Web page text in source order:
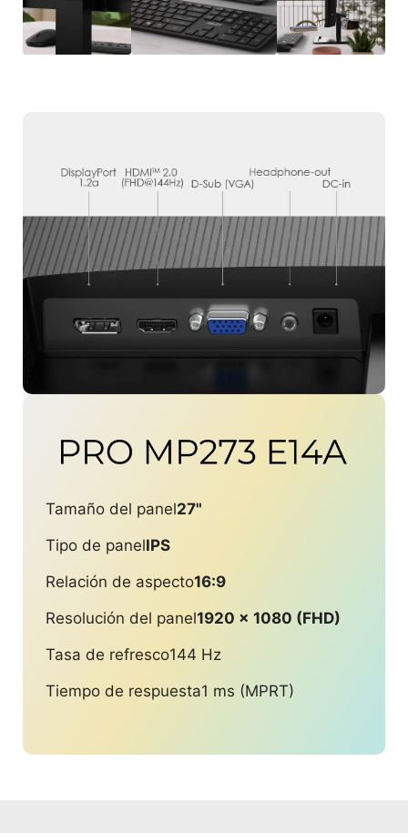
Tamaño del panel27"
Tipo de panelIPS
Relación de aspecto16:9
Resolución del panel1920 x 1080 (FHD)
Tasa de refresco144 Hz
Tiempo de respuesta1 ms (MPRT)